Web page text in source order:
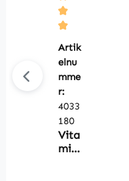
Average
Artik
elnu
mme
r:
4033
180
Vita
min